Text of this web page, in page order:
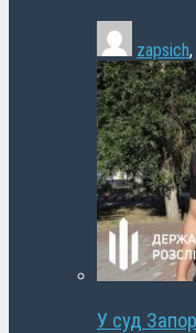
zapsich,
У суд